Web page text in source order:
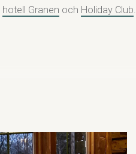
hotell Granen och Holiday Club.